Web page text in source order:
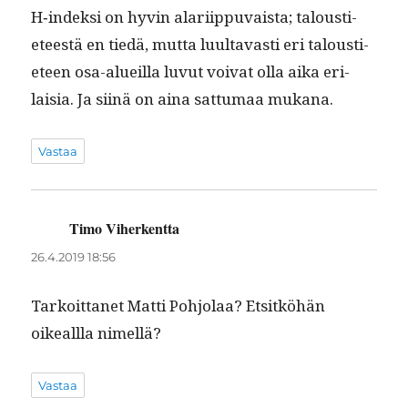
H‑indeksi on hyvin alari­ip­pu­vaista; talousti­
eteestä en tiedä, mut­ta luul­tavasti eri talousti­
eteen osa-alueil­la luvut voivat olla aika eri­
laisia. Ja siinä on aina sat­tumaa mukana.
Vastaa
Timo Viherkentta
26.4.2019 18:56
Tarkoit­tanet Mat­ti Pohjo­laa? Etsitköhän
oikeal­l­la nimellä?
Vastaa